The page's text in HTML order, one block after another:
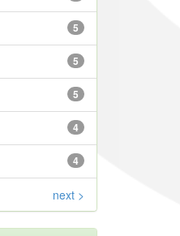
5
5
5
4
4
next >